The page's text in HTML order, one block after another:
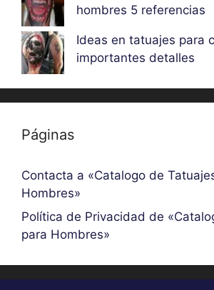
hombres 5 referencias
Ideas en tatuajes para
importantes detalles
Páginas
Contacta a «Catalogo de
Hombres»
Política de Privacidad de
para Hombres»